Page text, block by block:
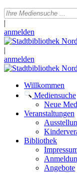
|
anmelden
|
anmelden
Willkommen
Mediensuche
Neue
Veranstaltungen
Bibliothek
Angebote